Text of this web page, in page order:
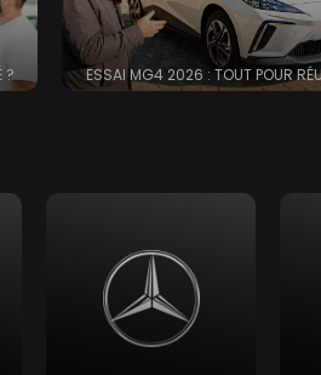
? ESSAI MG4 2026 : TOUT POUR